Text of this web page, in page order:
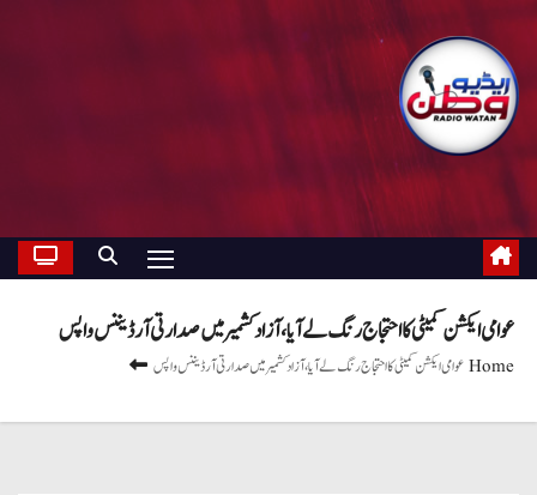
عوامی ایکشن کمیٹی کا احتجاج رنگ لے آیا ، آزاد کشمیر میں صدارتی آرڈیننس واپس
Homeعوامی ایکشن کمیٹی کا احتجاج رنگ لے آیا ، آزاد کشمیر میں صدارتی آرڈیننس واپس